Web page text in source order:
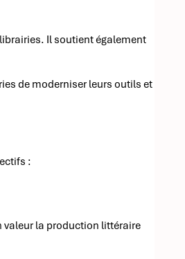
Il soutient également
de moderniser leurs outils et
:
valeur la production littéraire